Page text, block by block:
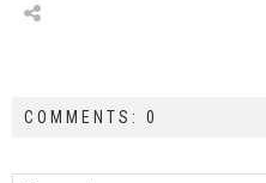
COMMENTS: 0